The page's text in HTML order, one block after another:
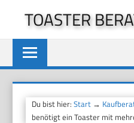
springen
TOASTER
Du bist hier:Start →
benötigt ein Toaster mit